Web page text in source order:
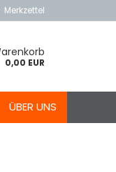
Merkzettel
0,00 EUR
ÜBER UNS